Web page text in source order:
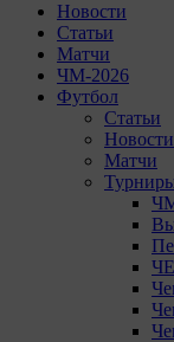
Новости
Статьи
Матчи
ЧМ-2026
Футбол
Статьи
Новости
Матчи